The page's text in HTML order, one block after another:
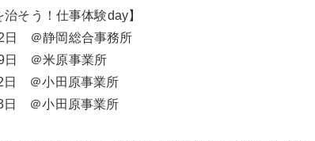
治そう！仕事体験day】
　＠静岡総合事務所
　＠米原事業所
　＠小田原事業所
　＠小田原事業所